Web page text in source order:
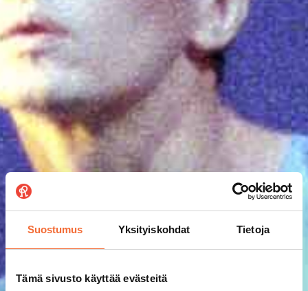
Suostumus Yksityiskohdat Tietoja
Tämä sivusto käyttää evästeitä